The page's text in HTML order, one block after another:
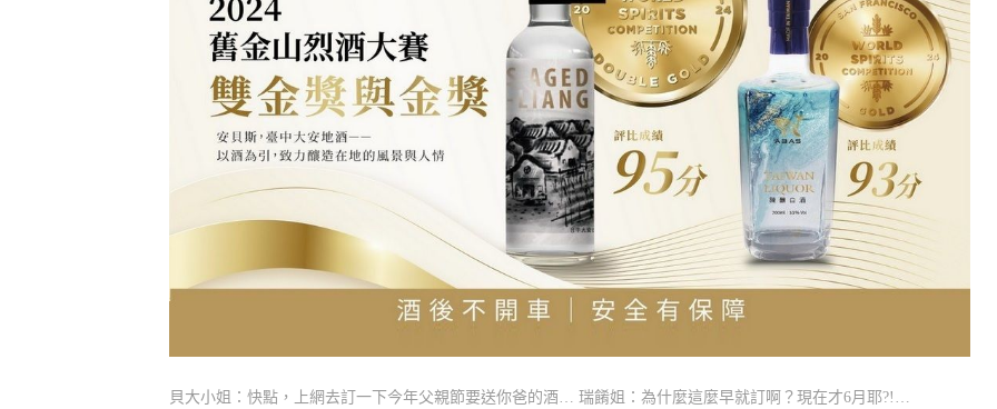
貝大小姐：快點，上網去訂一下今年父親節要送你爸的酒… 瑞餚姐：為什麼這麼早就訂啊？現在才6月耶?!…